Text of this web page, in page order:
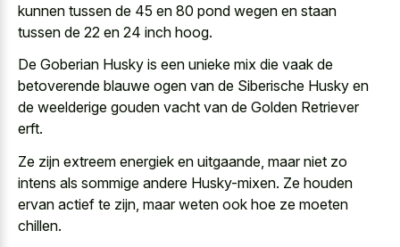
kunnen tussen de 45 en 80 pond wegen en staan
tussen de 22 en 24 inch hoog.
De Goberian Husky is een unieke mix die vaak de
betoverende blauwe ogen van de Siberische Husky en
de weelderige gouden vacht van de Golden Retriever
erft.
Ze zijn extreem energiek en uitgaande, maar niet zo
intens als sommige andere Husky-mixen. Ze houden
ervan actief te zijn, maar weten ook hoe ze moeten
chillen.